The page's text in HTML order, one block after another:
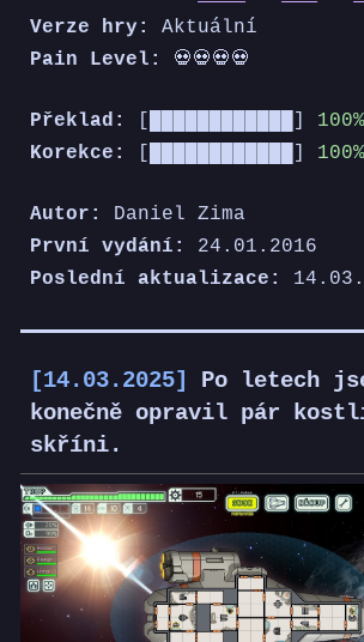
Verze hry:Aktuální
Pain Level:
💀💀💀💀
Překlad:
100%
Korekce:
100%
Autor: Daniel Zima
První vydání: 24 .01 .2016
Poslední aktualizace: 14 . 03
[14.03.2025]
Po letech
konečně opravil pár
skříni.